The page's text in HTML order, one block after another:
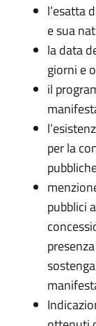
l’esatta
e sua
la data
giorni e
il
per la
pubblici